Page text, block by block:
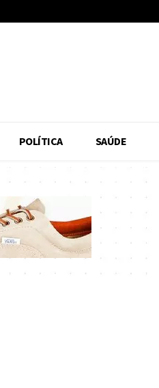
POLÍTICA SAÚDE